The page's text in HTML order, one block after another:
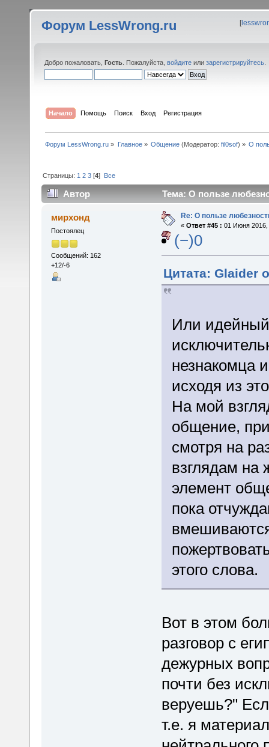
Форум LessWrong.ru [
Добро пожаловать, Гость . Пожалуйста, войдите или зарегистрируйтесь
Начало Помощь Поиск Вход Регистрация
Форум LessWrong.ru » Главное» Общение(Модератор: fil0sof) » О
Страницы: 1 2 3 [4] Все
Автор Тема: О пользе
мирхонд
Постоялец
Сообщений: 162
+12/-6
Re: О пользе
« Ответ #45 : 01 Июня 2016,
(−)0
Цитата: Glaider
Или идейный
незнакомца
исходя из
На мой
общение,
смотря на
взглядам на
элемент
пока
этого слова.
Вот в этом
разговор с
дежурных
почти без
веруешь?"
т.е. я